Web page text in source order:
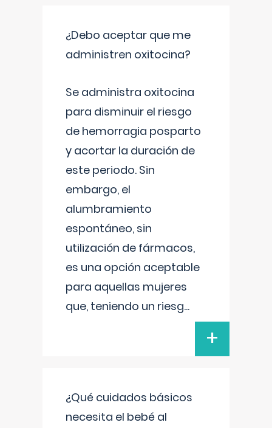
¿Debo aceptar que me
administren oxitocina?
Se administra oxitocina
para disminuir el riesgo
de hemorragia posparto
y acortar la duración de
este periodo. Sin
embargo, el
alumbramiento
espontáneo, sin
utilización de fármacos,
es una opción aceptable
para aquellas mujeres
que, teniendo un riesg...
+
¿Qué cuidados básicos
necesita el bebé al